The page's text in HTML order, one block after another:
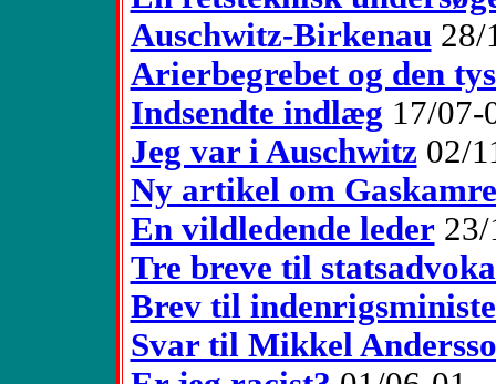
Auschwitz-Birkenau28/
Arierbegrebet og den
Indsendte indlæg 17/07-
Jeg var i Auschwitz 02/
Ny artikel om Gaskamre
En vildledende leder23/
Tre breve til
Brev til
Svar til Mikkel